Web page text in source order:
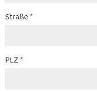
Straße *
PLZ *